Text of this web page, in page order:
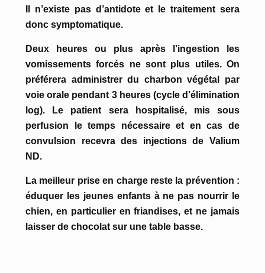
Il n’existe pas d’antidote et le traitement sera
donc symptomatique.
Deux heures ou plus après l’ingestion les
vomissements forcés ne sont plus utiles. On
préférera administrer du charbon végétal par
voie orale pendant 3 heures (cycle d’élimination
log). Le patient sera hospitalisé, mis sous
perfusion le temps nécessaire et en cas de
convulsion recevra des injections de Valium
ND.
La meilleur prise en charge reste la prévention :
éduquer les jeunes enfants à ne pas nourrir le
chien, en particulier en friandises, et ne jamais
laisser de chocolat sur une table basse.